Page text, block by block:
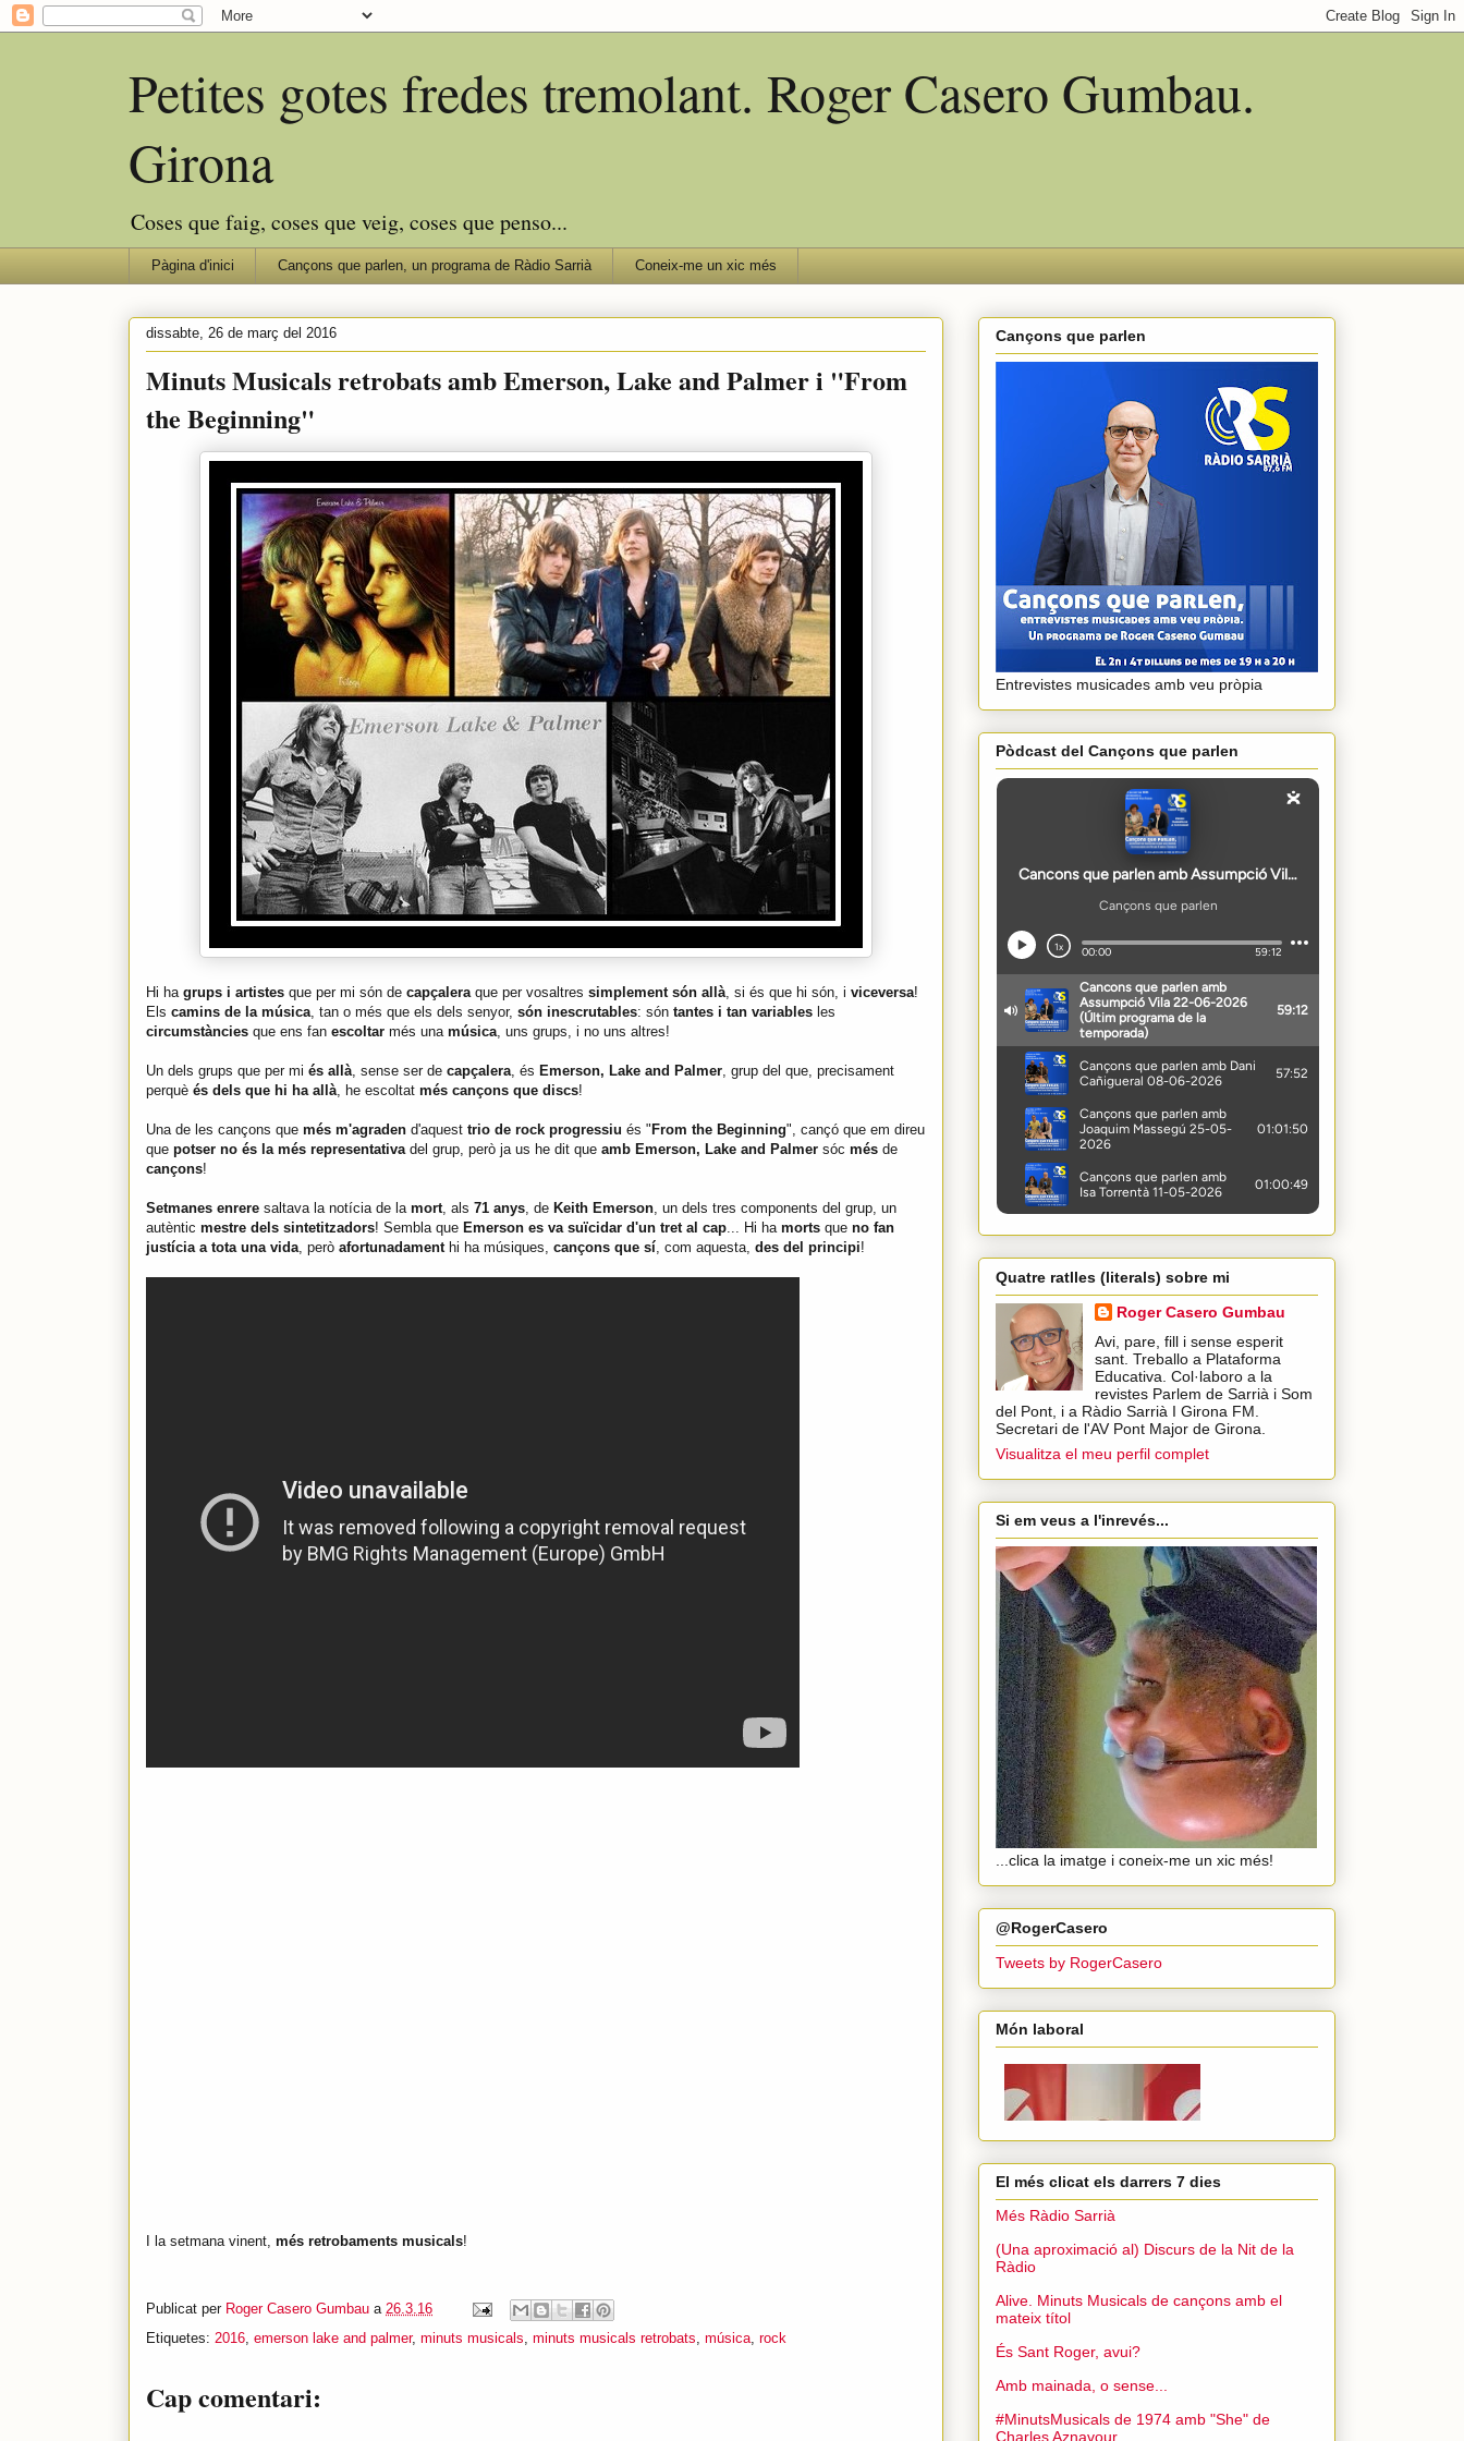
Petites gotes fredes tremolant. Roger Casero Gumbau.
Girona
Coses que faig, coses que veig, coses que penso...
Pàgina d'inici Cançons que parlen, un programa de Ràdio Sarrià Coneix-me un xic més
dissabte, 26 de març del 2016
Minuts Musicals retrobats amb Emerson, Lake and Palmer i "From
the Beginning"
Hi ha grups i artistes que per mi són de capçalera que per vosaltres simplement són allà , si és que hi són, i viceversa!
Els camins de la música , tan o més que els dels senyor, són inescrutables: són tantes i tan variables les
circumstàncies que ens fan escoltar més una música , uns grups, i no uns altres!
Un dels grups que per mi és allà , sense ser de capçalera , és Emerson, Lake and Palmer , grup del que, precisament
perquè és dels que hi ha allà , he escoltat més cançons que discs!
Una de les cançons que més m'agraden d'aquest trio de rock progressiu és "From the Beginning", cançó que em direu
que potser no és la més representativa del grup, però ja us he dit que amb Emerson, Lake and Palmer sóc més de
cançons!
Setmanes enrere saltava la notícia de la mort , als 71 anys , de Keith Emerson , un dels tres components del grup, un
autèntic mestre dels sintetitzadors! Sembla que Emerson es va suïcidar d'un tret al cap ... Hi ha morts que no fan
justícia a tota una vida , però afortunadament hi ha músiques, cançons que sí , com aquesta, des del principi!
I la setmana vinent, més retrobaments musicals!
Publicat per Roger Casero Gumbau a 26.3.16
Etiquetes: 2016 emerson lake and palmer, minuts musicals minuts musicals retrobats música rock
Cap comentari:
Cançons que parlen
Entrevistes musicades amb veu pròpia
Pòdcast del Cançons que parlen
Quatre ratlles (literals) sobre mi
Roger Casero Gumbau
Avi, pare, fill i sense esperit
sant. Treballo a Plataforma
Educativa. Col·laboro a la
revistes Parlem de Sarrià i Som
del Pont, i a Ràdio Sarrià I Girona FM.
Secretari de l'AV Pont Major de Girona.
Visualitza el meu perfil complet
Si em veus a l'inrevés...
...clica la imatge i coneix-me un xic més!
@RogerCasero
Tweets by RogerCasero
Món laboral
El més clicat els darrers 7 dies
Més Ràdio Sarrià
(Una aproximació al) Discurs de la Nit de la
Ràdio
Alive. Minuts Musicals de cançons amb el
mateix títol
És Sant Roger, avui?
Amb mainada, o sense...
#MinutsMusicals de 1974 amb "She" de
Charles Aznavour